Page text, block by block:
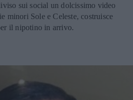
sui social un dolcissimo video
minori Sole e Celeste, costruisce
il nipotino in arrivo.